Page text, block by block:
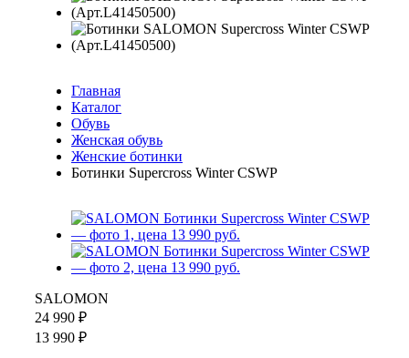
Главная
Каталог
Обувь
Женская обувь
Женские ботинки
Ботинки Supercross Winter CSWP
SALOMON
24 990 ₽
13 990 ₽